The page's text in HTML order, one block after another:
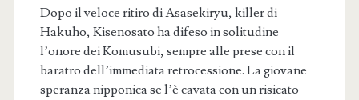
Dopo il veloce ritiro di Asasekiryu, killer di
Hakuho, Kisenosato ha difeso in solitudine
l’onore dei Komusubi, sempre alle prese con il
baratro dell’immediata retrocessione. La giovane
speranza nipponica se l’è cavata con un risicato